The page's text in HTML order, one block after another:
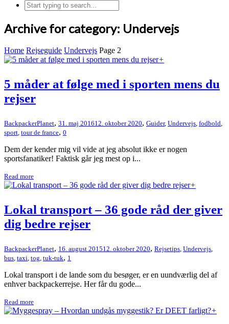
Archive for category: Undervejs
Home Rejseguide Undervejs Page 2
+
5 måder at følge med i sporten mens du
rejser
BackpackerPlanet, 31. maj 201612. oktober 2020, Guider, Undervejs fodbold
sport tour de france, 0
Dem der kender mig vil vide at jeg absolut ikke er nogen
sportsfanatiker! Faktisk går jeg mest op i...
Read more
+
Lokal transport – 36 gode råd der giver
dig bedre rejser
BackpackerPlanet, 16. august 201512. oktober 2020, Rejsetips Undervejs
bus taxi tog tuk-tuk, 1
Lokal transport i de lande som du besøger, er en uundværlig del af
enhver backpackerrejse. Her får du gode...
Read more
+